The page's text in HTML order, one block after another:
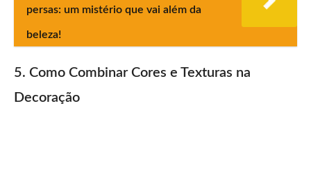
persas: um mistério que vai além da
beleza!
5. Como Combinar Cores e Texturas na
Decoração